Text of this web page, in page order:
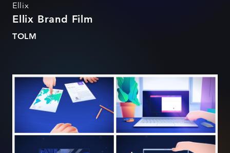
Ellix
Ellix Brand Film
TOLM
Küberrünnete Demovideod